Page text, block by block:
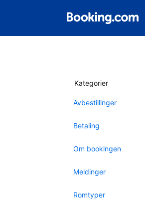
Kategorier
Avbestillinger
Betaling
Om bookingen
Meldinger
Romtyper